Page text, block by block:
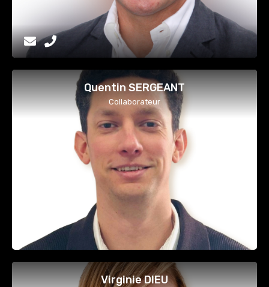
Quentin SERGEANT
Collaborateur
Virginie DIEU